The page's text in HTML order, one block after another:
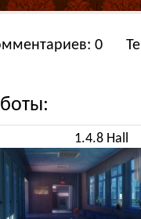
0
1.4.8 Hall